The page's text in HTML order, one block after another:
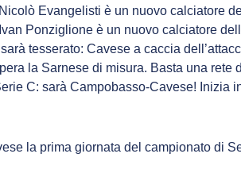
Evangelisti è un nuovo calciatore del
Ponziglione è un nuovo calciatore della
tesserato: Cavese a caccia
di misura. Basta una rete di Kargbo JR a decidere
Campobasso-Cavese! Inizia in trasferta la stagione 2026-2027 per
del campionato di Serie C. Derby con la Salernitana alla terza giornata, si chiude